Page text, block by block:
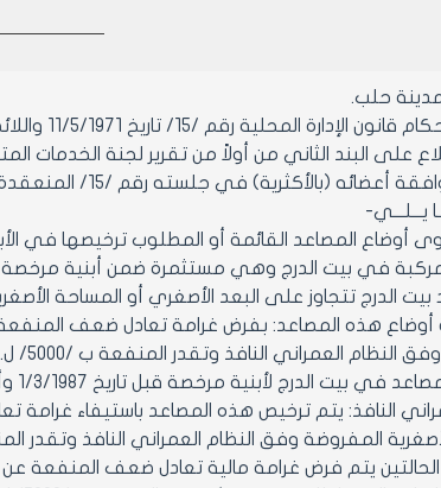
حلب.
رقم /15/ تاريخ 11/5/1971 واللائحة التنفيذية الصادرة بالمرسوم رقم /2297/ تاريخ 28/9/1971 وتعديلاتهما.
على البند الثاني من أولاً من تقرير لجنة الخدمات
في جلسته رقم /15/ المنعقدة بتاريخ 23/9/2004 من دورته العادية الخامسة.
يـــلـــي-
بيت الدرج تتجاوز على البعد الأصغري أو المساحة
هذه المصاعد: بفرض غرامة تعادل ضعف المنفعة
العمراني النافذ وتقدر المنفعة ب /5000/ ل.س عن كل طابق.
2-
النافذ: يتم ترخيص هذه المصاعد باستيفاء
المفروضة وفق النظام العمراني النافذ وتقدر المنفعة ب /
يتم فرض غرامة مالية تعادل ضعف المنفعة